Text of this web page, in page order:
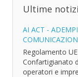
Ultime
AI ACT -
Regolamento
Confartigianato
operatori e